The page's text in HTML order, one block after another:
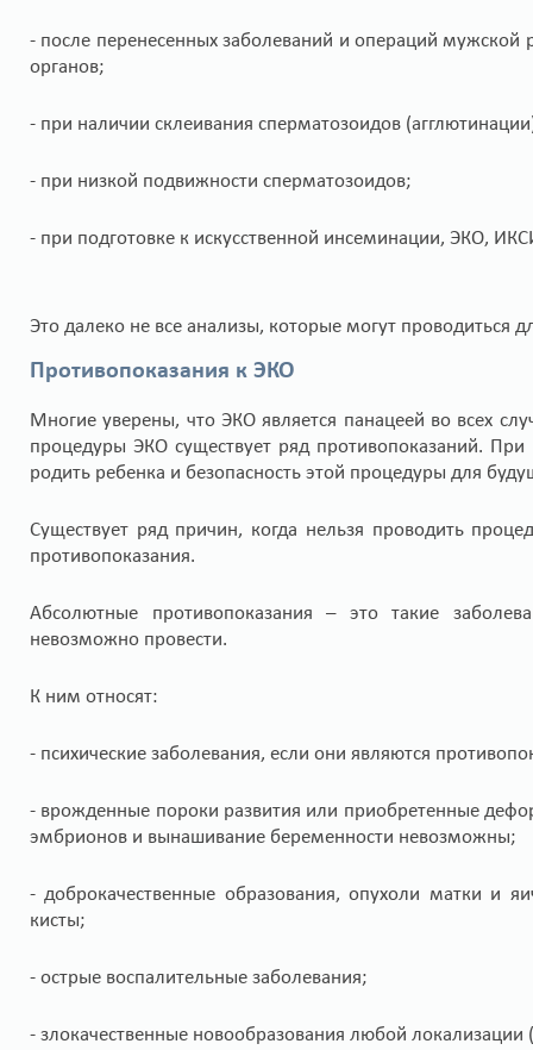
- после перенесенных заболеваний и операций
органов;
- при наличии склеивания сперматозоидов
- при низкой подвижности сперматозоидов;
- при подготовке к искусственной инсеминации, ЭКО,
Это далеко не все анализы, которые могут проводиться
Противопоказания к ЭКО
Многие уверены, что ЭКО является панацеей во всех
процедуры ЭКО существует ряд противопоказаний.
родить ребенка и безопасность этой процедуры для
Существует ряд причин, когда нельзя проводить
противопоказания.
Абсолютные противопоказания – это такие
невозможно провести.
К ним относят:
- психические заболевания, если они являются
- врожденные пороки развития или приобретенные
эмбрионов и вынашивание беременности невозможны;
- доброкачественные образования, опухоли матки и
кисты;
- острые воспалительные заболевания;
- злокачественные новообразования любой локализации